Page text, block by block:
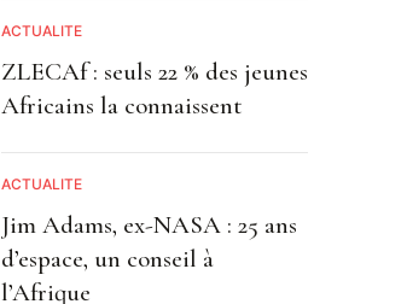
ACTUALITE
ZLECAf : seuls 22 % des jeunes
Africains la connaissent
ACTUALITE
Jim Adams, ex-NASA : 25 ans
d’espace, un conseil à
l’Afrique